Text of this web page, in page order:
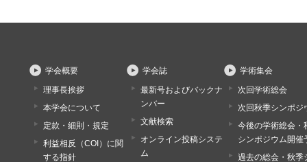
学会概要
理事長挨拶
本学会について
定款・細則・規定
利益相反（COI）に関
する指針
学会誌
最新号およびバックナ
ンバー
文献検索
オンライン投稿システ
ム
学術集会
次回学術総会
次回秋季シンポジ
今後の学術総会・
シンポジウム開催
過去の総会・秋季